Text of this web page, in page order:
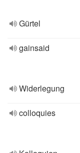
Gürtel
gainsaid
Widerlegung
colloquies